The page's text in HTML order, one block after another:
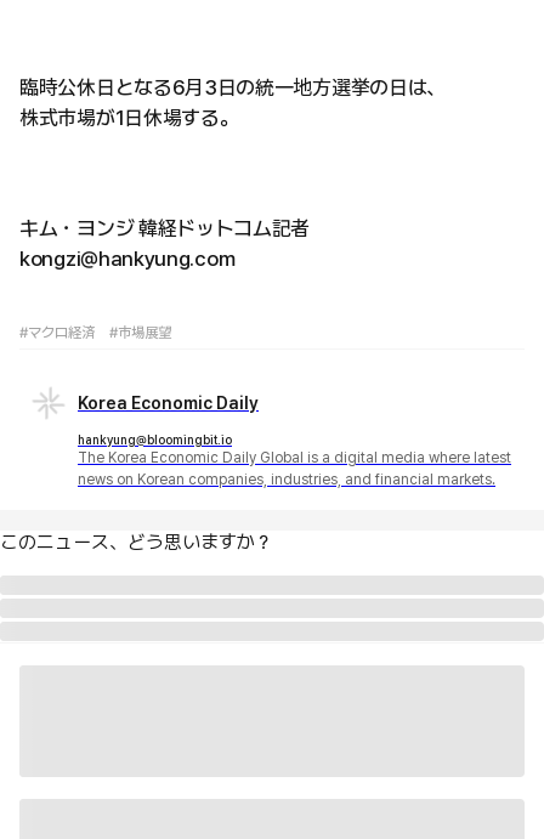
臨時公休日となる6月3日の統一地方選挙の日は、
株式市場が1日休場する。
キム・ヨンジ 韓経ドットコム記者
kongzi@hankyung.com
#マクロ経済 #市場展望
Korea Economic Daily
hankyung@bloomingbit.io
The Korea Economic Daily Global is a digital media where latest
news on Korean companies, industries, and financial markets.
このニュース、どう思いますか？